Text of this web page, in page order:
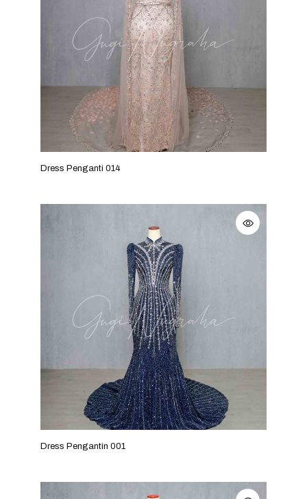
Dress Penganti 014
Dress Pengantin 001